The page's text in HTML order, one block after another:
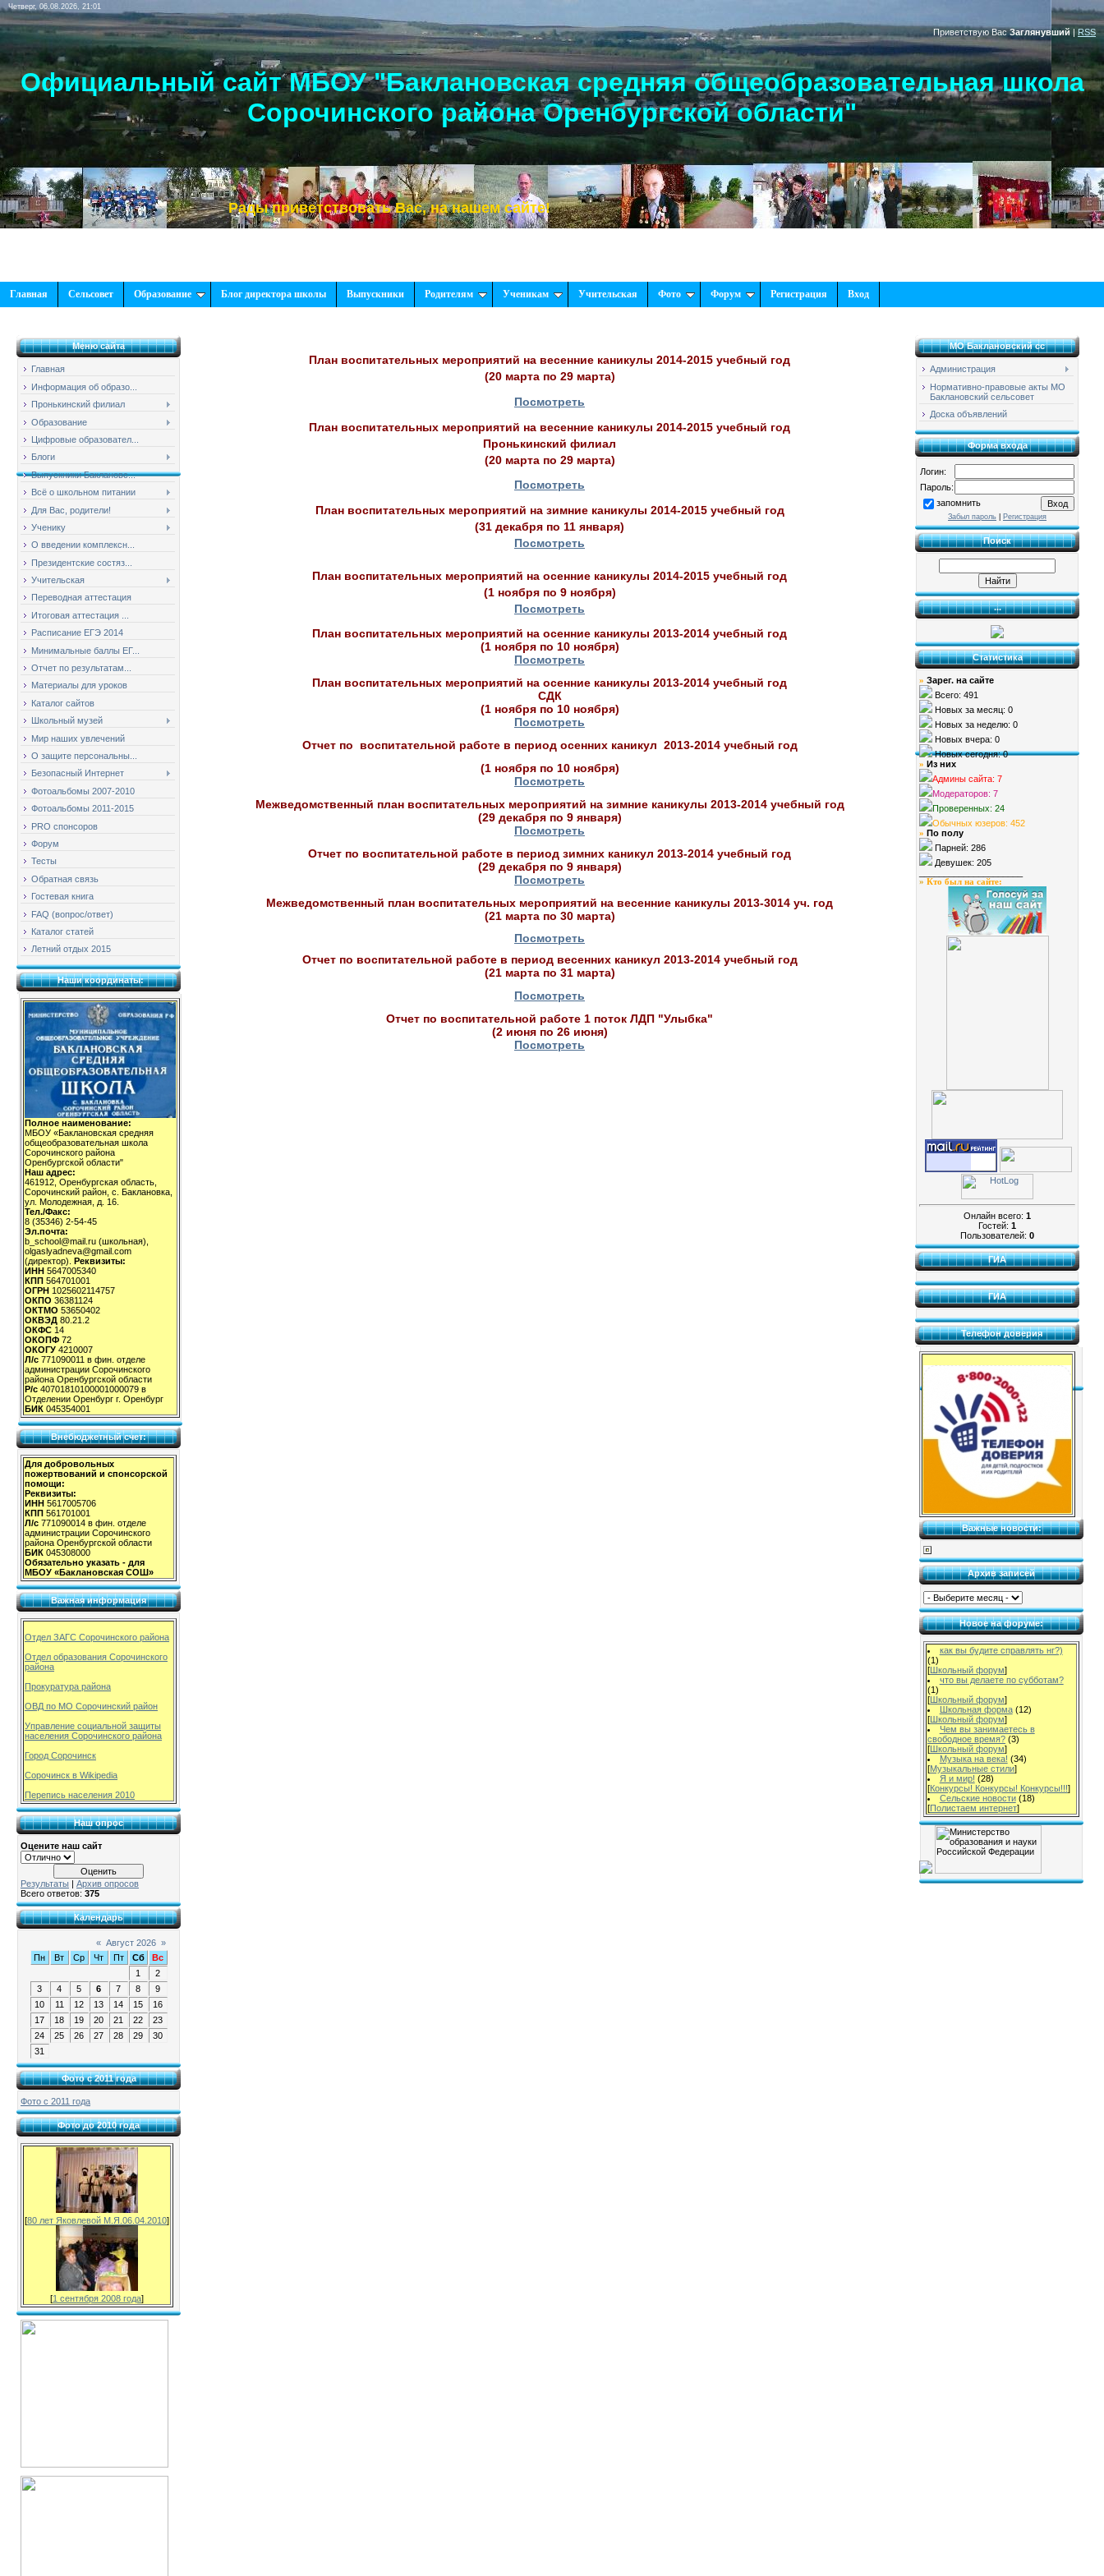
Четверг, 06.08.2026, 21:01
Приветствую Вас Заглянувший | RSS
Официальный сайт МБОУ "Баклановская средняя общеобразовательная школа
Сорочинского района Оренбургской области"
Рады приветствовать Вас, на нашем сайте!
Главная Сельсовет Образование Блог директора школы Выпускники Родителям Ученикам Учительская Фото Форум Регистрация Вход
Меню сайта
Главная
Информация об образо...
Пронькинский филиал
Образование
Цифровые образовател...
Блоги
Выпускники Баклановс...
Всё о школьном питании
Для Вас, родители!
Ученику
О введении комплексн...
Президентские состяз...
Учительская
Переводная аттестация
Итоговая аттестация ...
Расписание ЕГЭ 2014
Минимальные баллы ЕГ...
Отчет по результатам...
Материалы для уроков
Каталог сайтов
Школьный музей
Мир наших увлечений
О защите персональны...
Безопасный Интернет
Фотоальбомы 2007-2010
Фотоальбомы 2011-2015
PRO спонсоров
Форум
Тесты
Обратная связь
Гостевая книга
FAQ (вопрос/ответ)
Каталог статей
Летний отдых 2015
Наши координаты:
Полное наименование:
МБОУ «Баклановская средняя
общеобразовательная школа
Сорочинского района
Оренбургской области"
Наш адрес:
461912, Оренбургская область,
Сорочинский район, с. Баклановка,
ул. Молодежная, д. 16.
Тел./Факс:
8 (35346) 2-54-45
Эл.почта:
b_school@mail.ru (школьная),
olgaslyadneva@gmail.com
(директор). Реквизиты:
ИНН 5647005340
КПП 564701001
ОГРН 1025602114757
ОКПО 36381124
ОКТМО 53650402
ОКВЭД 80.21.2
ОКФС 14
ОКОПФ 72
ОКОГУ 4210007
Л/с 771090011 в фин. отделе
администрации Сорочинского
района Оренбургской области
Р/с 40701810100001000079 в
Отделении Оренбург г. Оренбург
БИК 045354001
Внебюджетный счет:
Для добровольных
пожертвований и спонсорской
помощи:
Реквизиты:
ИНН 5617005706
КПП 561701001
Л/с 771090014 в фин. отделе
администрации Сорочинского
района Оренбургской области
БИК 045308000
Обязательно указать - для
МБОУ «Баклановская СОШ»
Важная информация
Отдел ЗАГС Сорочинского района
Отдел образования Сорочинского
района
Прокуратура района
ОВД по МО Сорочинский район
Управление социальной защиты
населения Сорочинского района
Город Сорочинск
Сорочинск в Wikipedia
Перепись населения 2010
Наш опрос
Оцените наш сайт
Результаты
Архив опросов
Всего ответов: 375
Календарь
« Август 2026 »
Пн
Вт Ср Чт Пт Сб
Вс
1
2
3
4 5 6 7 8
9
10
11 12 13 14 15
16
17
18 19 20 21 22
23
24
25 26 27 28 29
30
31
Фото с 2011 года
Фото с 2011 года
Фото до 2010 года
[80 лет Яковлевой М.Я.06.04.2010]
[1 сентября 2008 года]
План воспитательных мероприятий на весенние каникулы 2014-2015 учебный год
(20 марта по 29 марта)
Посмотреть
План воспитательных мероприятий на весенние каникулы 2014-2015 учебный год
Пронькинский филиал
(20 марта по 29 марта)
Посмотреть
План воспитательных мероприятий на зимние каникулы 2014-2015 учебный год
(31 декабря по 11 января)
Посмотреть
План воспитательных мероприятий на осенние каникулы 2014-2015 учебный год
(1 ноября по 9 ноября)
Посмотреть
План воспитательных мероприятий на осенние каникулы 2013-2014 учебный год
(1 ноября по 10 ноября)
Посмотреть
План воспитательных мероприятий на осенние каникулы 2013-2014 учебный год
СДК
(1 ноября по 10 ноября)
Посмотреть
Отчет по воспитательной работе в период осенних каникул 2013-2014 учебный год
(1 ноября по 10 ноября)
Посмотреть
Межведомственный план воспитательных мероприятий на зимние каникулы 2013-2014 учебный год
(29 декабря по 9 января)
Посмотреть
Отчет по воспитательной работе в период зимних каникул 2013-2014 учебный год
(29 декабря по 9 января)
Посмотреть
Межведомственный план воспитательных мероприятий на весенние каникулы 2013-3014 уч. год
(21 марта по 30 марта)
Посмотреть
Отчет по воспитательной работе в период весенних каникул 2013-2014 учебный год
(21 марта по 31 марта)
Посмотреть
Отчет по воспитательной работе 1 поток ЛДП "Улыбка"
(2 июня по 26 июня)
Посмотреть
МО Баклановский сс
Администрация
Нормативно-правовые акты МО
Баклановский сельсовет
Доска объявлений
Форма входа
Логин:
Пароль:
запомнить
Забыл пароль Регистрация
Поиск
...
Статистика
» Зарег. на сайте
Всего: 491
Новых за месяц: 0
Новых за неделю: 0
Новых вчера: 0
Новых сегодня: 0
» Из них
Админы сайта: 7
Модераторов: 7
Проверенных: 24
Обычных юзеров: 452
» По полу
Парней: 286
Девушек: 205
» Кто был на сайте:
Онлайн всего: 1
Гостей: 1
Пользователей: 0
ГИА
ГИА
Телефон доверия
Важные новости:
Архив записей
Новое на форуме:
как вы будите справлять нг?)
(1)
[Школьный форум]
что вы делаете по субботам?
(1)
[Школьный форум]
Школьная форма (12)
[Школьный форум]
Чем вы занимаетесь в
свободное время? (3)
[Школьный форум]
Музыка на века! (34)
[Музыкальные стили]
Я и мир! (28)
[Конкурсы! Конкурсы! Конкурсы!!!]
Сельские новости (18)
[Полистаем интернет]